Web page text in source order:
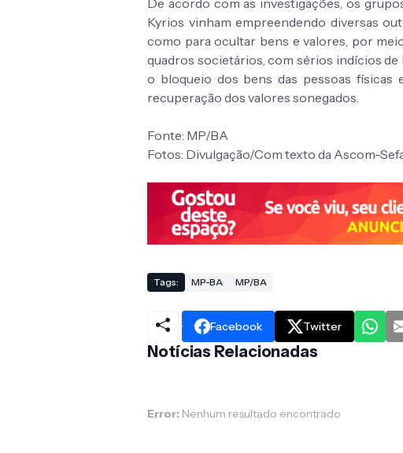
De acordo com as investigações, os
Kyrios vinham empreendendo diversas
como para ocultar bens e valores, por
quadros societários, com sérios indícios
o bloqueio dos bens das pessoas físicas
recuperação dos valores sonegados.
Fonte: MP/BA
Fotos: Divulgação/Com texto da Ascom-
Tags: MP-BA MP/BA
Facebook Twitter
Notícias Relacionadas
Error: Nenhum resultado encontrado